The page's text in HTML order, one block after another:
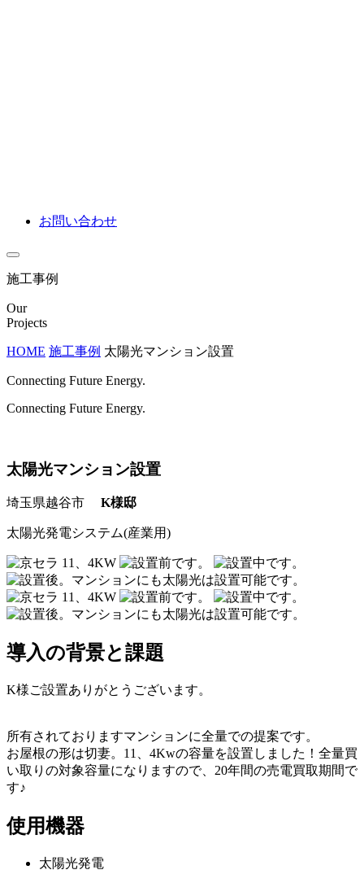
お問い合わせ
施工事例
Our
Projects
HOME 施工事例 太陽光マンション設置
Connecting Future Energy.
Connecting Future Energy.
太陽光マンション設置
埼玉県越谷市 K様邸
太陽光発電システム(産業用)
導入の背景と課題
K様ご設置ありがとうございます。
所有されておりますマンションに全量での提案です。
お屋根の形は切妻。11、4Kwの容量を設置しました！全量買
い取りの対象容量になりますので、20年間の売電買取期間で
す♪
使用機器
太陽光発電